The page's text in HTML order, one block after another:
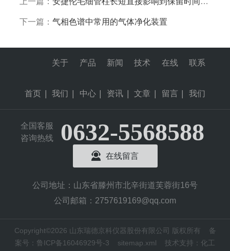
下一篇： 气相色谱中常用的气体净化装置
首页
关于
我们
产品
中心
新闻
资讯
技术
文章
在线
留言
联系
我们
全国客服
咨询热线
0632-5568588
在线留言
公司地址：山东省滕州市北辛街道芙蓉街16号
公司邮箱：2757619169@qq.com
Copyright©2026 山东瑞德京科仪器股份有限公司 版权所有 备
案号：鲁ICP备16046929号-3
sitemap.xml 技术支持： 化工